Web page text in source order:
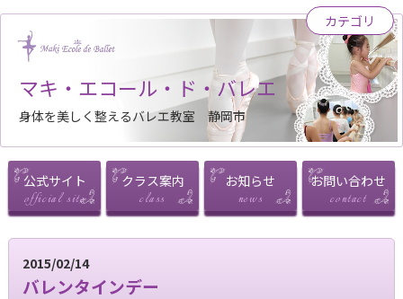
マキ・エコール・ド・バレエ
身体を美しく整えるバレエ教室 静岡市
カテゴリ
公式サイト クラス案内 お知らせ お問い合わせ
2015/02/14
バレンタインデー